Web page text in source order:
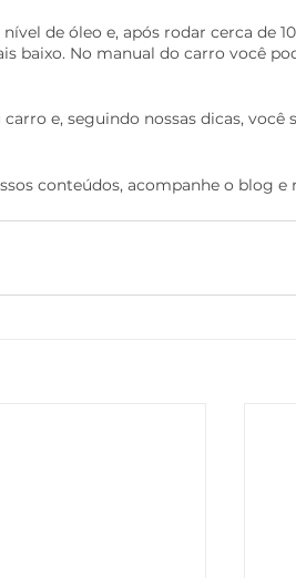
de óleo e, após rodar cerca de
baixo. No manual do carro você
e, seguindo nossas dicas, você
conteúdos, acompanhe o blog e